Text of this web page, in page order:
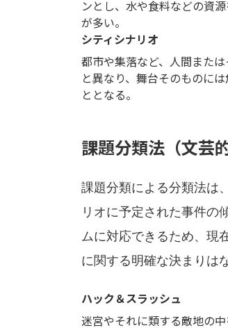
ンとし、水や食料などの資
が多い。
シティシナリオ
都市や集落など、人間また
と異なり、舞台そのものに
ととなる。
課題分類法（文芸
課題分類による分類法は
リオに予定された事件の
ムに対応できるため、現
に関する明確な決まりは
ハック＆スラッシュ
迷宮やそれに類する敵地の